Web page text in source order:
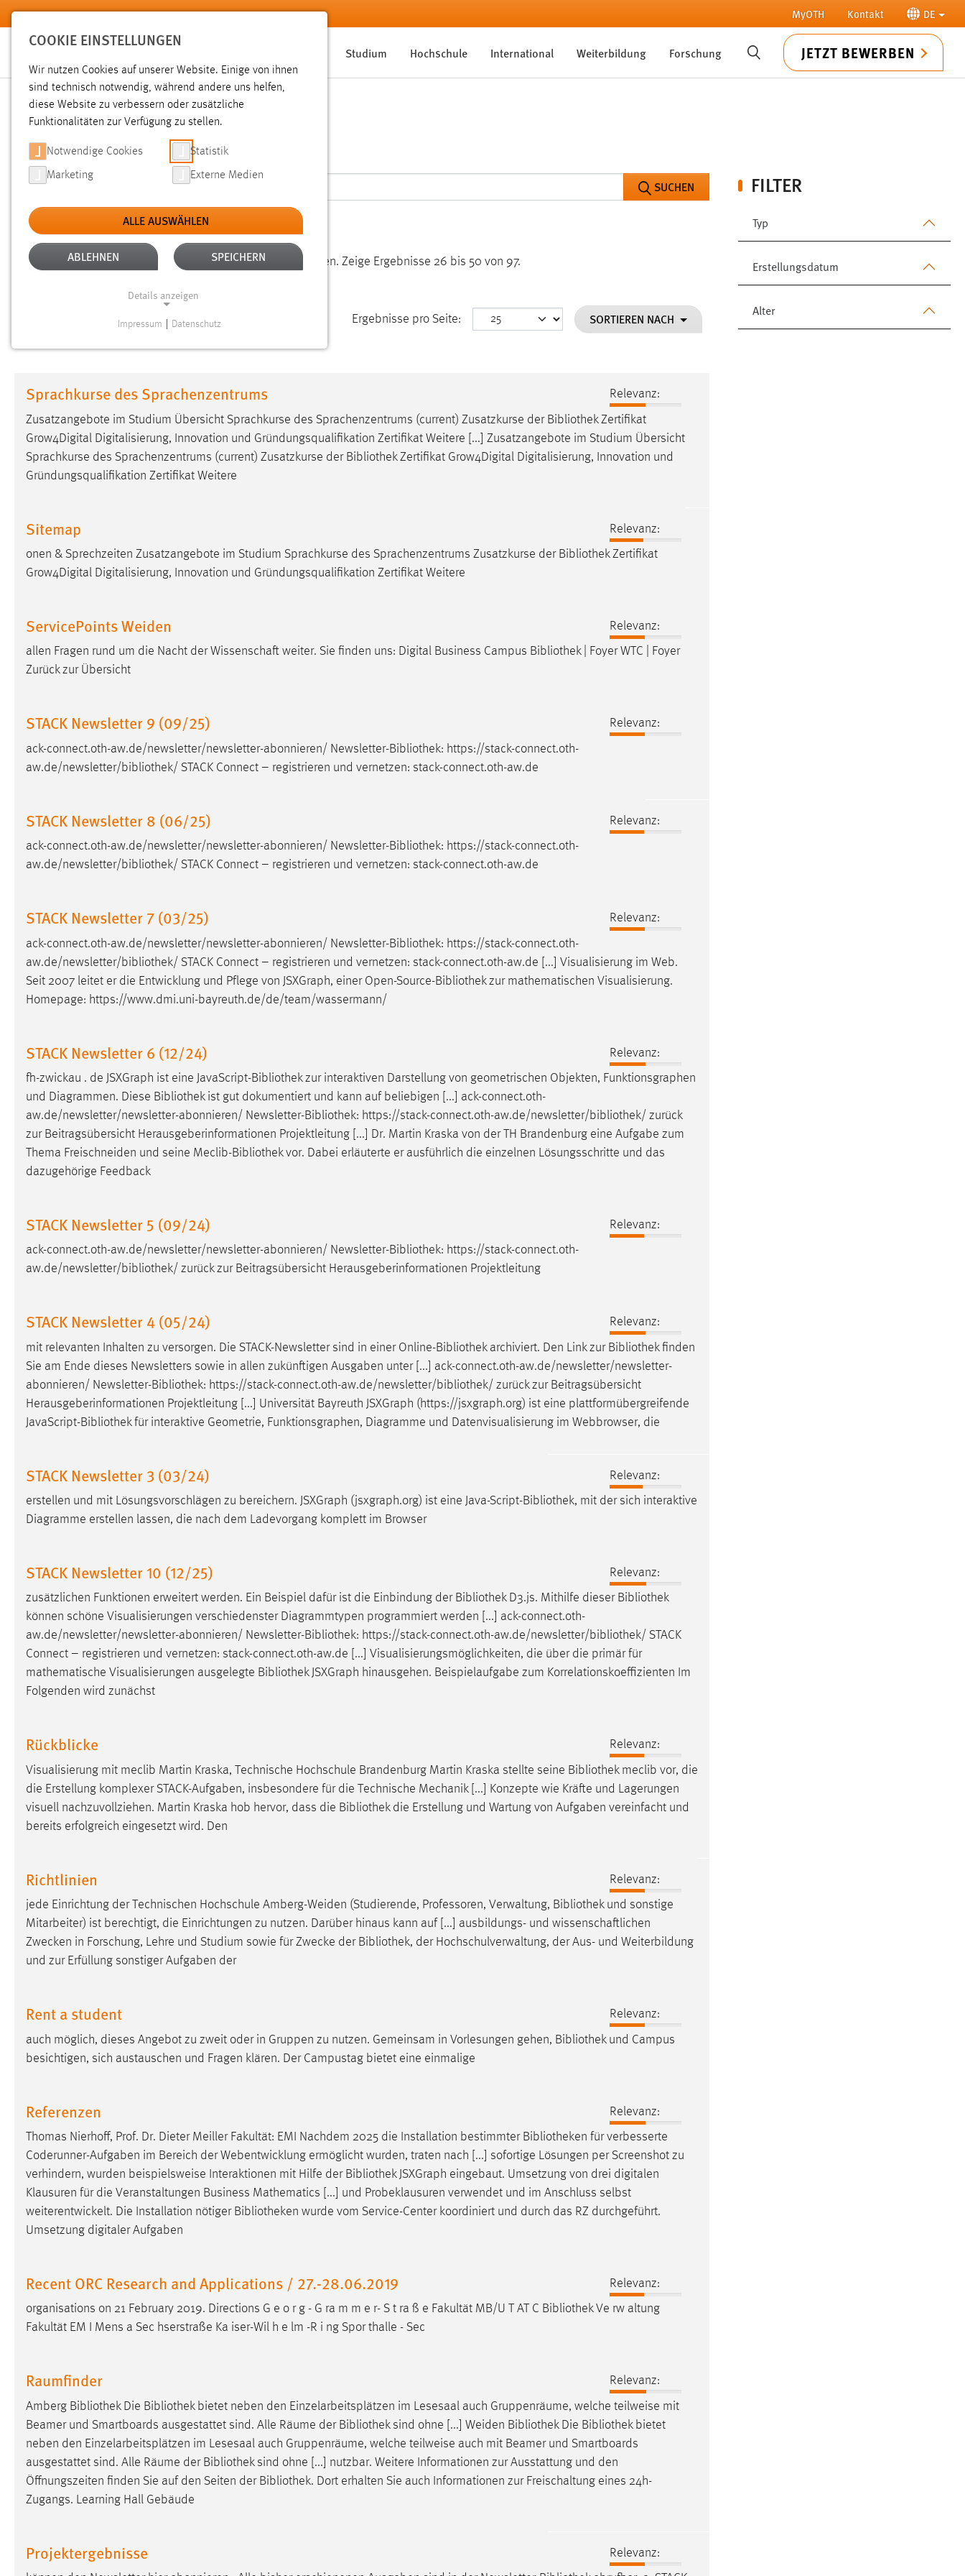
Zum Hauptinhalt springen MyOTH Kontakt DE
Studium Hochschule International Weiterbildung Forschung SUCHE JETZT BEWERBEN
SUCHE
FILTER
Typ
Erstellungsdatum
Alter
SUCHEN
Aktive Filter: TYP: SEITEN ALLE FILTER ENTFERNEN
Gesucht nach "bibliothek". Es wurden 97 Ergebnisse gefunden. Zeige Ergebnisse 26 bis 50 von 97.
Ergebnisse pro Seite: SORTIEREN NACH
Sprachkurse des Sprachenzentrums
Relevanz:
Zusatzangebote im Studium Übersicht Sprachkurse des Sprachenzentrums (current) Zusatzkurse der BibliothekZertifikat
Grow4Digital Digitalisierung, Innovation und Gründungsqualifikation Zertifikat Weitere [...] Zusatzangebote im Studium Übersicht
Sprachkurse des Sprachenzentrums (current) Zusatzkurse der BibliothekZertifikat Grow4Digital Digitalisierung, Innovation und
Gründungsqualifikation Zertifikat Weitere
Sitemap
Relevanz:
onen & Sprechzeiten Zusatzangebote im Studium Sprachkurse des Sprachenzentrums Zusatzkurse der BibliothekZertifikat
Grow4Digital Digitalisierung, Innovation und Gründungsqualifikation Zertifikat Weitere
ServicePoints Weiden
Relevanz:
allen Fragen rund um die Nacht der Wissenschaft weiter. Sie finden uns: Digital Business Campus Bibliothek| Foyer WTC | Foyer
Zurück zur Übersicht
STACK Newsletter 9 (09/25)
Relevanz:
ack-connect.oth-aw.de/newsletter/newsletter-abonnieren/ Newsletter-Bibliothek: https://stack-connect.oth-
aw.de/newsletter/bibliothek/ STACK Connect – registrieren und vernetzen: stack-connect.oth-aw.de
STACK Newsletter 8 (06/25)
Relevanz:
ack-connect.oth-aw.de/newsletter/newsletter-abonnieren/ Newsletter-Bibliothek: https://stack-connect.oth-
aw.de/newsletter/bibliothek/ STACK Connect – registrieren und vernetzen: stack-connect.oth-aw.de
STACK Newsletter 7 (03/25)
Relevanz:
ack-connect.oth-aw.de/newsletter/newsletter-abonnieren/ Newsletter-Bibliothek: https://stack-connect.oth-
aw.de/newsletter/bibliothek/ STACK Connect – registrieren und vernetzen: stack-connect.oth-aw.de [...] Visualisierung im Web.
Seit 2007 leitet er die Entwicklung und Pflege von JSXGraph, einer Open-Source-Bibliothekzur mathematischen Visualisierung.
Homepage: https://www.dmi.uni-bayreuth.de/de/team/wassermann/
STACK Newsletter 6 (12/24)
Relevanz:
fh-zwickau . de JSXGraph ist eine JavaScript-Bibliothekzur interaktiven Darstellung von geometrischen Objekten, Funktionsgraphen
und Diagrammen. Diese Bibliothekist gut dokumentiert und kann auf beliebigen [...] ack-connect.oth-
aw.de/newsletter/newsletter-abonnieren/ Newsletter-Bibliothek: https://stack-connect.oth-aw.de/newsletter/bibliothek/ zurück
zur Beitragsübersicht Herausgeberinformationen Projektleitung [...] Dr. Martin Kraska von der TH Brandenburg eine Aufgabe zum
Thema Freischneiden und seine Meclib-Bibliothekvor. Dabei erläuterte er ausführlich die einzelnen Lösungsschritte und das
dazugehörige Feedback
STACK Newsletter 5 (09/24)
Relevanz:
ack-connect.oth-aw.de/newsletter/newsletter-abonnieren/ Newsletter-Bibliothek: https://stack-connect.oth-
aw.de/newsletter/bibliothek/ zurück zur Beitragsübersicht Herausgeberinformationen Projektleitung
STACK Newsletter 4 (05/24)
Relevanz:
mit relevanten Inhalten zu versorgen. Die STACK-Newsletter sind in einer Online-Bibliothekarchiviert. Den Link zur Bibliothekfinden
Sie am Ende dieses Newsletters sowie in allen zukünftigen Ausgaben unter [...] ack-connect.oth-aw.de/newsletter/newsletter-
abonnieren/ Newsletter-Bibliothek: https://stack-connect.oth-aw.de/newsletter/bibliothek/ zurück zur Beitragsübersicht
Herausgeberinformationen Projektleitung [...] Universität Bayreuth JSXGraph (https://jsxgraph.org) ist eine plattformübergreifende
JavaScript-Bibliothekfür interaktive Geometrie, Funktionsgraphen, Diagramme und Datenvisualisierung im Webbrowser, die
STACK Newsletter 3 (03/24)
Relevanz:
erstellen und mit Lösungsvorschlägen zu bereichern. JSXGraph (jsxgraph.org) ist eine Java-Script-Bibliothek, mit der sich interaktive
Diagramme erstellen lassen, die nach dem Ladevorgang komplett im Browser
STACK Newsletter 10 (12/25)
Relevanz:
zusätzlichen Funktionen erweitert werden. Ein Beispiel dafür ist die Einbindung der BibliothekD3.js. Mithilfe dieser Bibliothek
können schöne Visualisierungen verschiedenster Diagrammtypen programmiert werden [...] ack-connect.oth-
aw.de/newsletter/newsletter-abonnieren/ Newsletter-Bibliothek: https://stack-connect.oth-aw.de/newsletter/bibliothek/ STACK
Connect – registrieren und vernetzen: stack-connect.oth-aw.de [...] Visualisierungsmöglichkeiten, die über die primär für
mathematische Visualisierungen ausgelegte BibliothekJSXGraph hinausgehen. Beispielaufgabe zum Korrelationskoeffizienten Im
Folgenden wird zunächst
Rückblicke
Relevanz:
Visualisierung mit meclib Martin Kraska, Technische Hochschule Brandenburg Martin Kraska stellte seine Bibliothekmeclib vor, die
die Erstellung komplexer STACK-Aufgaben, insbesondere für die Technische Mechanik [...] Konzepte wie Kräfte und Lagerungen
visuell nachzuvollziehen. Martin Kraska hob hervor, dass die Bibliothekdie Erstellung und Wartung von Aufgaben vereinfacht und
bereits erfolgreich eingesetzt wird. Den
Richtlinien
Relevanz:
jede Einrichtung der Technischen Hochschule Amberg-Weiden (Studierende, Professoren, Verwaltung, Bibliothekund sonstige
Mitarbeiter) ist berechtigt, die Einrichtungen zu nutzen. Darüber hinaus kann auf [...] ausbildungs- und wissenschaftlichen
Zwecken in Forschung, Lehre und Studium sowie für Zwecke der Bibliothek, der Hochschulverwaltung, der Aus- und Weiterbildung
und zur Erfüllung sonstiger Aufgaben der
Rent a student
Relevanz:
auch möglich, dieses Angebot zu zweit oder in Gruppen zu nutzen. Gemeinsam in Vorlesungen gehen, Bibliothekund Campus
besichtigen, sich austauschen und Fragen klären. Der Campustag bietet eine einmalige
Referenzen
Relevanz:
Thomas Nierhoff, Prof. Dr. Dieter Meiller Fakultät: EMI Nachdem 2025 die Installation bestimmter Bibliotheken für verbesserte
Coderunner-Aufgaben im Bereich der Webentwicklung ermöglicht wurden, traten nach [...] sofortige Lösungen per Screenshot zu
verhindern, wurden beispielsweise Interaktionen mit Hilfe der BibliothekJSXGraph eingebaut. Umsetzung von drei digitalen
Klausuren für die Veranstaltungen Business Mathematics [...] und Probeklausuren verwendet und im Anschluss selbst
weiterentwickelt. Die Installation nötiger Bibliotheken wurde vom Service-Center koordiniert und durch das RZ durchgeführt.
Umsetzung digitaler Aufgaben
Recent ORC Research and Applications / 27.-28.06.2019
Relevanz:
organisations on 21 February 2019. Directions G e o r g - G ra m m e r- S t ra ß e Fakultät MB/U T AT C BibliothekVe rw altung
Fakultät EM I Mens a Sec hserstraße Ka iser-Wil h e lm -R i ng Spor thalle - Sec
Raumfinder
Relevanz:
Amberg BibliothekDie Bibliothekbietet neben den Einzelarbeitsplätzen im Lesesaal auch Gruppenräume, welche teilweise mit
Beamer und Smartboards ausgestattet sind. Alle Räume der Bibliotheksind ohne [...] Weiden BibliothekDie Bibliothekbietet
neben den Einzelarbeitsplätzen im Lesesaal auch Gruppenräume, welche teilweise auch mit Beamer und Smartboards
ausgestattet sind. Alle Räume der Bibliotheksind ohne [...] nutzbar. Weitere Informationen zur Ausstattung und den
Öffnungszeiten finden Sie auf den Seiten der Bibliothek. Dort erhalten Sie auch Informationen zur Freischaltung eines 24h-
Zugangs. Learning Hall Gebäude
Projektergebnisse
Relevanz:
COOKIE EINSTELLUNGEN
Wir nutzen Cookies auf unserer Website. Einige von ihnen
sind technisch notwendig, während andere uns helfen,
diese Website zu verbessern oder zusätzliche
Funktionalitäten zur Verfügung zu stellen.
Notwendige Cookies Statistik
Marketing Externe Medien
ALLE AUSWÄHLEN
ABLEHNEN SPEICHERN
Details anzeigen
Website erforderlich.
Einverständnis
Name: cookie_consent
Zweck:
Cookie Laufzeit:
in diesem Cookie gespeichert, ob man
eingeloggt ist.
Sprachpräferenz
site-language-preference
Zweck:
Das Cookie speichert die gewählte
Cookie Laufzeit:
Chat
5e9dbeb1811c0446
Zweck:
Wird benötigt um die Chatfunktion
nutzen zu können.
Cookie Laufzeit: MibewSessionID, mibew-chat-frame-
style-5e9dbeb1811c0446 =
Login
Name: fe_user, be_user, be_lastLoginProvider
Zweck:
Dieser Cookie ist notwendig um sich an
der Website einloggen zu können.
Cookie Laufzeit: 24 Stunden
STATISTIK
Statistik Cookies erfassen Informationen anonym.
Diese Informationen helfen uns zu verstehen, wie
Matomo
Name: _pk_ref, _pk_cvar, _pk_id, _pk_ses
Zweck:
Cookie Laufzeit: Max. 13 Monate
Marketing Cookies werden von Drittanbietern
verwendet, um personalisierte Werbung anzuzeigen.
Sie tun dies, indem sie Besucher über Websites
Google Ads
Name: _gcl_au
Anbieter: Google Ireland Limited
Zweck: Conversion-Tracking
Cookie Laufzeit: 3 Monate
Name:
Anbieter:
Zweck: Conversion-Tracking
Cookie Laufzeit: 3 Monate
Um Inhalte von Videoplattformen und Social Media
Plattformen anzeigen zu können, werden von diesen
externen Medien Cookies gesetzt.
Impressum Datenschutz